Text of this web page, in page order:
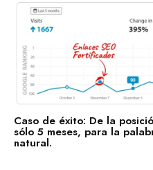
Consultoría de
Manufactura y
Telecomunicaciones
Retail
Comunicación y
Caso de éxito: De la
sólo 5 meses, para la
natural.